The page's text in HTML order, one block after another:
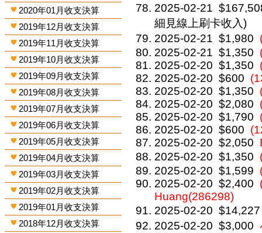
2020年01月收支決算
2019年12月收支決算
2019年11月收支決算
2019年10月收支決算
2019年09月收支決算
2019年08月收支決算
2019年07月收支決算
2019年06月收支決算
2019年05月收支決算
2019年04月收支決算
2019年03月收支決算
2019年02月收支決算
2019年01月收支決算
2018年12月收支決算
2025-02-21
細見線上刷卡收入)
2025-02-21 $1,980
2025-02-21 $1,350
2025-02-20 $1,350
2025-02-20 $600
2025-02-20 $1,350
2025-02-20 $2,080
2025-02-20 $1,790
2025-02-20 $600
2025-02-20 $2,050
2025-02-20 $1,350
2025-02-20 $1,599
2025-02-20 $2,400
Huang(286298)
2025-02-20 $14,227
2025-02-20 $3,000